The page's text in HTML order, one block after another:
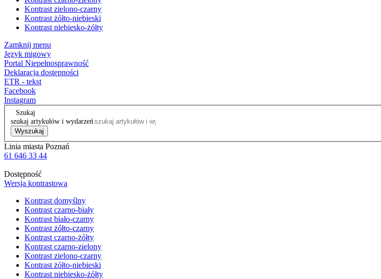
Kontrast zielono-czarny
Kontrast żółto-niebieski
Kontrast niebiesko-żółty
Zamknij menu
Język migowy
Portal Niepełnosprawność
Deklaracja dostępności
ETR - tekst
Facebook
Instagram
Szukaj
szukaj artykułów i wydarzeń
Wyszukaj
Linia miasta Poznań
61 646 33 44
Dostępność
Wersja kontrastowa
Kontrast domyślny
Kontrast czarno-biały
Kontrast biało-czarny
Kontrast żółto-czarny
Kontrast czarno-żółty
Kontrast czarno-zielony
Kontrast zielono-czarny
Kontrast żółto-niebieski
Kontrast niebiesko-żółty